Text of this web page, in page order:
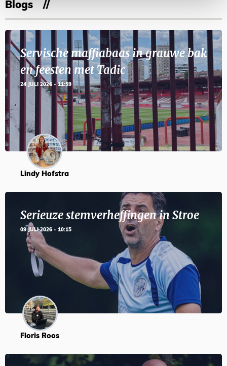
Blogs
Servische maffiabaas in grauwe bak
en feesten met Tadic
24 JULI 2026 - 11:59
Lindy Hofstra
Serieuze stemverheffingen in Stroe
09 JULI 2026 - 10:15
Floris Roos